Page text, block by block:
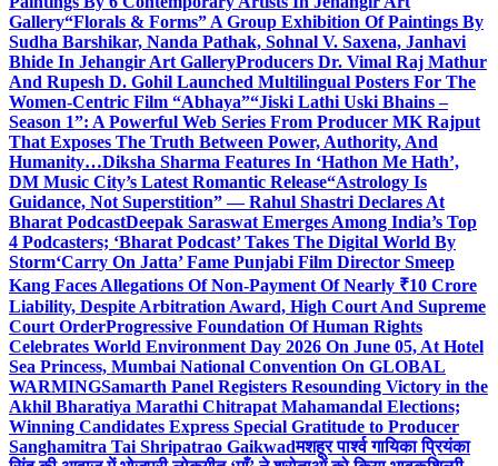
Gallery“Florals & Forms” A Group Exhibition Of Paintings By
Sudha Barshikar, Nanda Pathak, Sohnal V. Saxena, Janhavi
Bhide In Jehangir Art GalleryProducers Dr. Vimal Raj Mathur
And Rupesh D. Gohil Launched Multilingual Posters For The
Women-Centric Film “Abhaya”“Jiski Lathi Uski Bhains –
Season 1”: A Powerful Web Series From Producer MK Rajput
That Exposes The Truth Between Power, Authority, And
Humanity…Diksha Sharma Features In ‘Hathon Me Hath’,
DM Music City’s Latest Romantic Release“Astrology Is
Guidance, Not Superstition” — Rahul Shastri Declares At
Bharat PodcastDeepak Saraswat Emerges Among India’s Top
4 Podcasters; ‘Bharat Podcast’ Takes The Digital World By
Storm‘Carry On Jatta’ Fame Punjabi Film Director Smeep
Kang Faces Allegations Of Non-Payment Of Nearly ₹10 Crore
Liability, Despite Arbitration Award, High Court And Supreme
Court OrderProgressive Foundation Of Human Rights
Celebrates World Environment Day 2026 On June 05, At Hotel
Sea Princess, Mumbai National Convention On GLOBAL
WARMINGSamarth Panel Registers Resounding Victory in the
Akhil Bharatiya Marathi Chitrapat Mahamandal Elections;
Winning Candidates Express Special Gratitude to Producer
Sanghamitra Tai Shripatrao Gaikwadमशहूर पार्श्व गायिका प्रियंका